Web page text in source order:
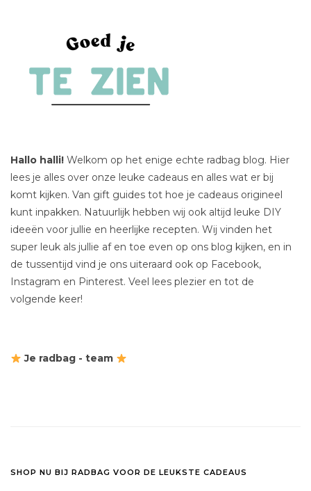
Hallo halli! Welkom op het enige echte radbag blog. Hier
lees je alles over onze leuke cadeaus en alles wat er bij
komt kijken. Van gift guides tot hoe je cadeaus origineel
kunt inpakken. Natuurlijk hebben wij ook altijd leuke DIY
ideeën voor jullie en heerlijke recepten. Wij vinden het
super leuk als jullie af en toe even op ons blog kijken, en in
de tussentijd vind je ons uiteraard ook op Facebook,
Instagram en Pinterest. Veel lees plezier en tot de
volgende keer!
Je radbag - team
SHOP NU BIJ RADBAG VOOR DE LEUKSTE CADEAUS